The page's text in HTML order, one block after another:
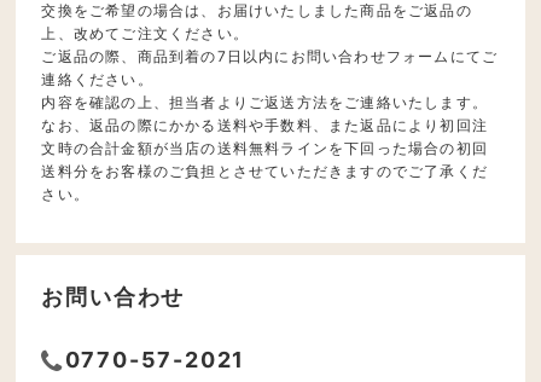
交換をご希望の場合は、お届けいたしました商品をご返品の
上、改めてご注文ください。
ご返品の際、商品到着の7日以内にお問い合わせフォームにてご
連絡ください。
内容を確認の上、担当者よりご返送方法をご連絡いたします。
なお、返品の際にかかる送料や手数料、また返品により初回注
文時の合計金額が当店の送料無料ラインを下回った場合の初回
送料分をお客様のご負担とさせていただきますのでご了承くだ
さい。
お問い合わせ
0770-57-2021